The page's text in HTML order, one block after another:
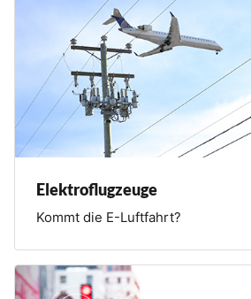
Elektroflugzeuge
Kommt die E-Luftfahrt?